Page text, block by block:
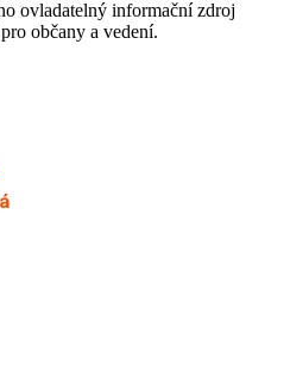
ovladatelný informační zdroj
občany a vedení.